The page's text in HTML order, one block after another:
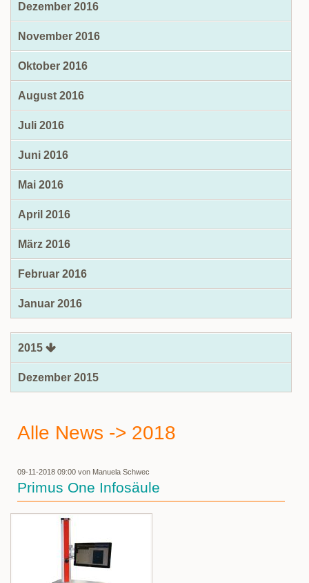
Dezember 2016
November 2016
Oktober 2016
August 2016
Juli 2016
Juni 2016
Mai 2016
April 2016
März 2016
Februar 2016
Januar 2016
2015
Dezember 2015
Alle News -> 2018
09-11-2018 09:00 von Manuela Schwec
Primus One Infosäule